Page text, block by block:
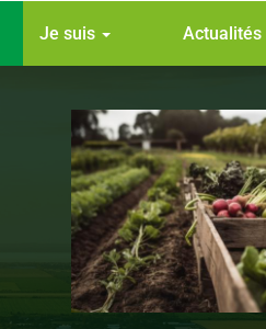
menu
Je suis Actualités